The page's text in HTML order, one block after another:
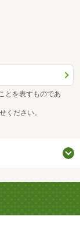
とを表すものであ
ください。